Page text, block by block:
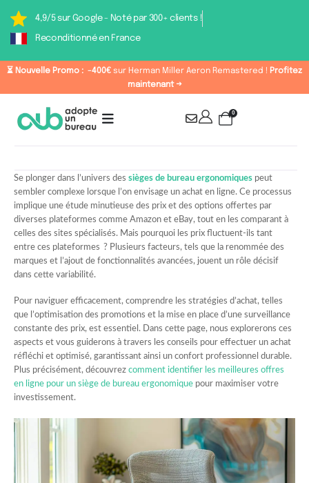
4,9/5 sur Google - Noté par 300+ clients !
Reconditionné en France
⏳ Nouvelle Promo : -400€ sur Herman Miller Aeron Remastered ! Profitez
maintenant →
0
Se plonger dans l’univers des sièges de bureau ergonomiques peut
sembler complexe lorsque l’on envisage un achat en ligne. Ce processus
implique une étude minutieuse des prix et des options offertes par
diverses plateformes comme Amazon et eBay, tout en les comparant à
celles des sites spécialisés. Mais pourquoi les prix fluctuent-ils tant
entre ces plateformes ? Plusieurs facteurs, tels que la renommée des
marques et l’ajout de fonctionnalités avancées, jouent un rôle décisif
dans cette variabilité.
Pour naviguer efficacement, comprendre les stratégies d’achat, telles
que l’optimisation des promotions et la mise en place d’une surveillance
constante des prix, est essentiel. Dans cette page, nous explorerons ces
aspects et vous guiderons à travers les conseils pour effectuer un achat
réfléchi et optimisé, garantissant ainsi un confort professionnel durable.
Plus précisément, découvrez comment identifier les meilleures offres
en ligne pour un siège de bureau ergonomique pour maximiser votre
investissement.